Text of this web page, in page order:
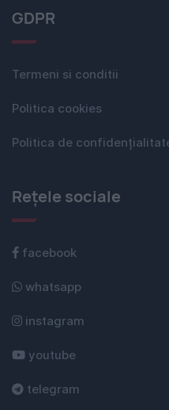
GDPR
Termeni si conditii
Politica cookies
Politica de
Rețele sociale
facebook
whatsapp
instagram
youtube
telegram